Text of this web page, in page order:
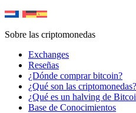
Sobre las criptomonedas
Exchanges
Reseñas
¿Dónde comprar bitcoin?
¿Qué son las criptomonedas?
¿Qué es un halving de
Base de Conocimientos